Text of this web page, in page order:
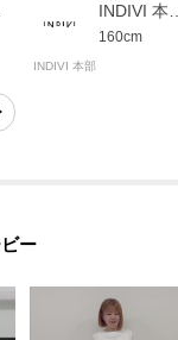
・-・-・-
じめご了承の上ご購
160cm
INDIVI 本部
ー